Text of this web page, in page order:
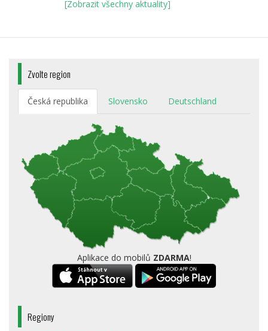
[Zobrazit všechny aktuality]
Zvolte region
Česká republika Slovensko Deutschland
Aplikace do mobilů ZDARMA!
Regiony